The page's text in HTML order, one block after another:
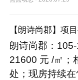
【朗诗尚郡】项
朗诗尚郡：
21600 元 /㎡；
处；现房持续